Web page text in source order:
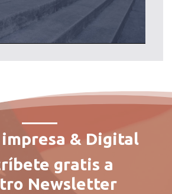
impresa & Digital
gratis a
Newsletter